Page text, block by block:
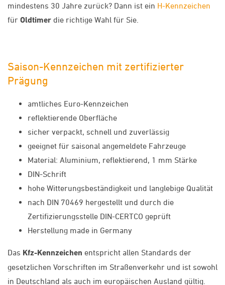
mindestens 30 Jahre zurück? Dann ist ein H-Kennzeichen
für Oldtimer die richtige Wahl für Sie.
Saison-Kennzeichen mit zertifizierter
Prägung
amtliches Euro-Kennzeichen
reflektierende Oberfläche
sicher verpackt, schnell und zuverlässig
geeignet für saisonal angemeldete Fahrzeuge
Material: Aluminium, reflektierend, 1 mm Stärke
DIN-Schrift
hohe Witterungsbeständigkeit und langlebige Qualität
nach DIN 70469 hergestellt und durch die
Zertifizierungsstelle DIN-CERTCO geprüft
Herstellung made in Germany
Das Kfz-Kennzeichen entspricht allen Standards der
gesetzlichen Vorschriften im Straßenverkehr und ist sowohl
in Deutschland als auch im europäischen Ausland gültig.